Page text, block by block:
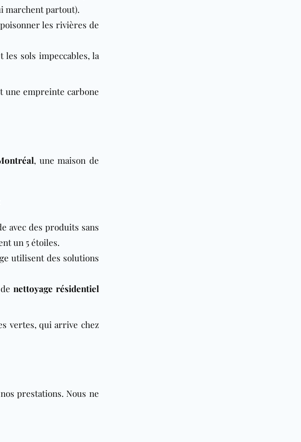
marchent partout).
les rivières de
les sols impeccables, la
une empreinte carbone
, une maison de
avec des produits sans
un 5 étoiles.
utilisent des solutions
nettoyage résidentiel
vertes, qui arrive chez
prestations. Nous ne